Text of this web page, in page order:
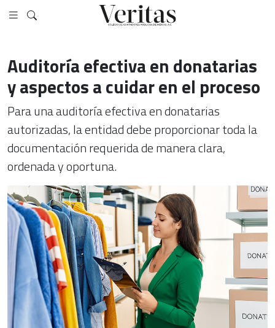
Auditoría efectiva en donatarias
y aspectos a cuidar en el proceso
Para una auditoría efectiva en donatarias
autorizadas, la entidad debe proporcionar toda la
documentación requerida de manera clara,
ordenada y oportuna.